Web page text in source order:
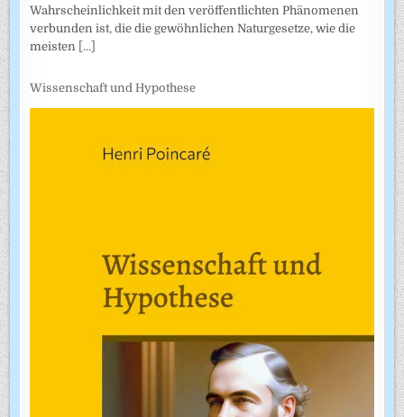
Wahrscheinlichkeit mit den veröffentlichten Phänomenen
verbunden ist, die die gewöhnlichen Naturgesetze, wie die
meisten [...]
Wissenschaft und Hypothese